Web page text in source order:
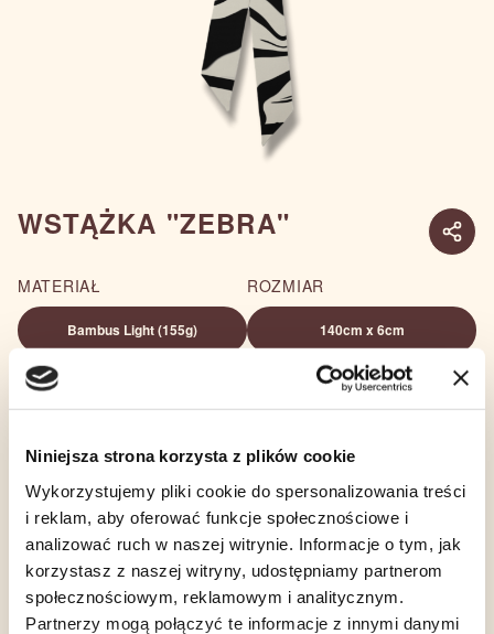
Niniejsza strona korzysta z plików cookie
Wykorzystujemy pliki cookie do spersonalizowania treści
i reklam, aby oferować funkcje społecznościowe i
analizować ruch w naszej witrynie. Informacje o tym, jak
korzystasz z naszej witryny, udostępniamy partnerom
społecznościowym, reklamowym i analitycznym.
Partnerzy mogą połączyć te informacje z innymi danymi
WSTĄŻKA "ZEBRA"
MATERIAŁ
Bambus Light (155g)
ROZMIAR
140cm x 6cm
ILOŚĆ
DO KOSZYKA
OPIS TKANINA SKŁAD